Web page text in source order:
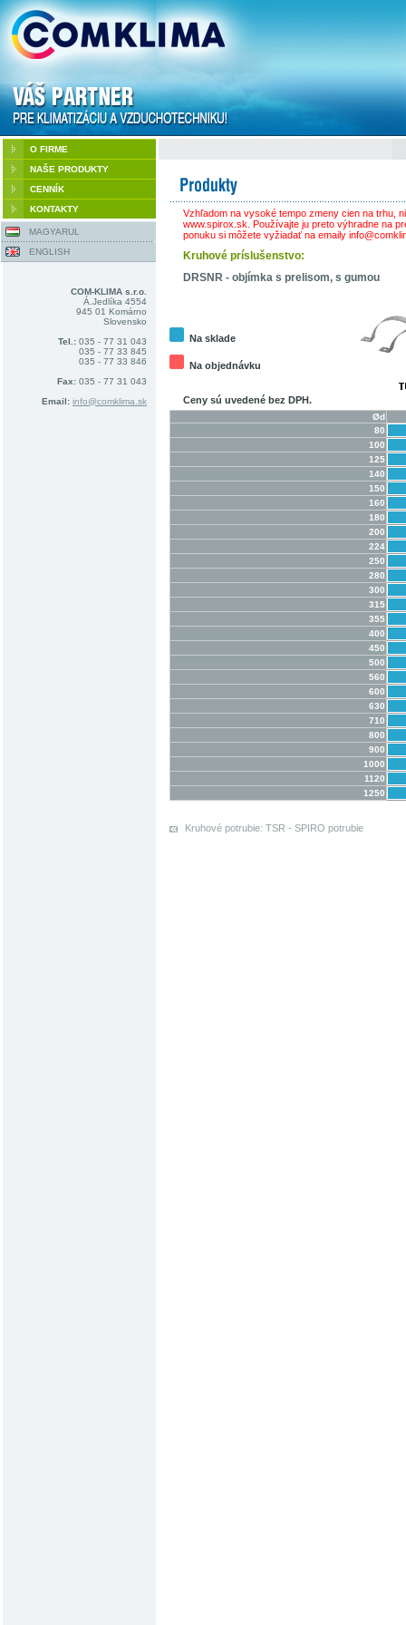
O FIRME
NAŠE PRODUKTY
CENNÍK
KONTAKTY
MAGYARUL
ENGLISH
COM-KLIMA s.r.o.
Á.Jedlíka 4554
945 01 Komárno
Slovensko
Tel.: 035 - 77 31 043
035 - 77 33 845
035 - 77 33 846
Fax: 035 - 77 31 043
Email: info@comklima.sk
Vzhľadom na vysoké tempo zmeny cien na trhu,
www.spirox.sk. Používajte ju preto výhradne na
ponuku si môžete vyžiadať na emaily
Kruhové príslušenstvo:
DRSNR - objímka s prelisom, s gumou
Na sklade
Na objednávku
Ceny sú uvedené bez DPH.
Ød
80
100
125
140
150
160
180
200
224
250
280
300
315
355
400
450
500
560
600
630
710
800
900
1000
1120
1250
Kruhové potrubie: TSR - SPIRO potrubie